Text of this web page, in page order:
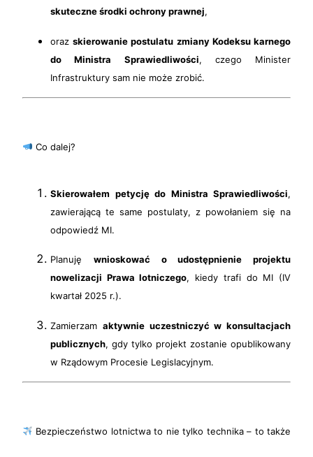
skuteczne środki ochrony prawnej,
orazskierowanie postulatu zmiany Kodeksu karnego
do Ministra Sprawiedliwości, czego Minister
Infrastruktury sam nie może zrobić.
Co dalej?
Skierowałem petycję do Ministra Sprawiedliwości,
zawierającą te same postulaty, z powołaniem się na
odpowiedź MI.
Planuję wnioskować o udostępnienie projektu
nowelizacji Prawa lotniczego, kiedy trafi do MI (IV
kwartał 2025 r.).
Zamierzam aktywnie uczestniczyć w konsultacjach
publicznych, gdy tylko projekt zostanie opublikowany
w Rządowym Procesie Legislacyjnym.
Bezpieczeństwo lotnictwa to nie tylko technika – to także